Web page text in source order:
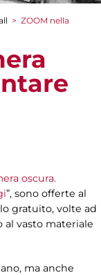
> ZOOM nella
oscura.
”, sono offerte al
gratuito, volte ad
vasto materiale
ma anche